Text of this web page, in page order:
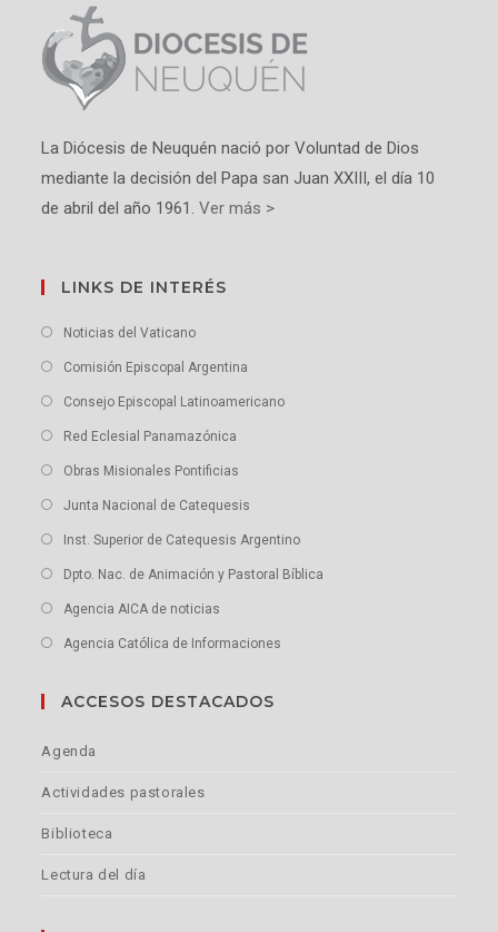
La Diócesis de Neuquén nació por Voluntad de Dios
mediante la decisión del Papa san Juan XXIII, el día 10
de abril del año 1961. Ver más >
LINKS DE INTERÉS
Noticias del Vaticano
Comisión Episcopal Argentina
Consejo Episcopal Latinoamericano
Red Eclesial Panamazónica
Obras Misionales Pontificias
Junta Nacional de Catequesis
Inst. Superior de Catequesis Argentino
Dpto. Nac. de Animación y Pastoral Bíblica
Agencia AICA de noticias
Agencia Católica de Informaciones
ACCESOS DESTACADOS
Agenda
Actividades pastorales
Biblioteca
Lectura del día